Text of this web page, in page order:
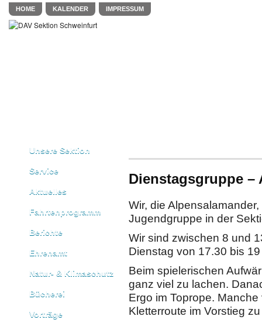
HOME KALENDER IMPRESSUM
Unsere Sektion
Service
Aktuelles
Fahrtenprogramm
Berichte
Ehrenamt
Natur- & Klimaschutz
Bücherei
Vorträge
Dienstagsgruppe –
Wir, die
Jugendgruppe in der
Wir sind zwischen 8 und
Dienstag von 17.30 bis
Beim spielerischen
ganz viel zu lachen.
Ergo im Toprope.
Kletterroute im Vorstieg